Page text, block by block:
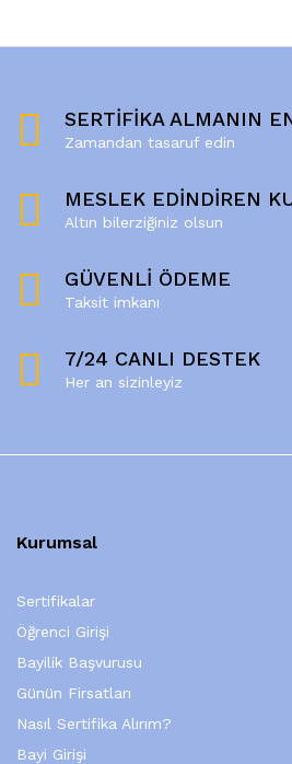
SERTİFİKA ALMANIN
Zamandan tasaruf edin
MESLEK EDİNDİREN
Altın bilerziğiniz olsun
GÜVENLİ ÖDEME
Taksit imkanı
7/24 CANLI DESTEK
Her an sizinleyiz
Kurumsal
Sertifikalar
Öğrenci Girişi
Bayilik Başvurusu
Günün Firsatları
Nasıl Sertifika Alırım?
Bayi Girişi